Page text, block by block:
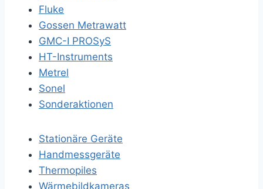
Fluke
Gossen Metrawatt
GMC-I PROSyS
HT-Instruments
Metrel
Sonel
Sonderaktionen
Stationäre Geräte
Handmessgeräte
Thermopiles
Wärmebildkameras